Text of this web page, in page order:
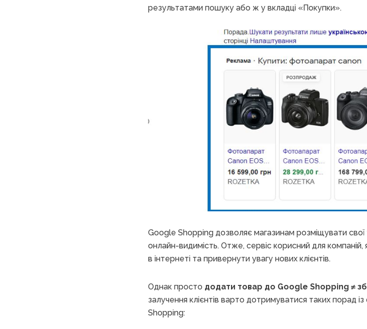
результатами пошуку або ж у вкладці «Покупки».
Google Shopping дозволяє магазинам розміщувати свої
онлайн-видимість. Отже, сервіс корисний для компаній,
в інтернеті та привернути увагу нових клієнтів.
Однак просто додати товар до Google Shopping ≠
залучення клієнтів варто дотримуватися таких порад
Shopping: